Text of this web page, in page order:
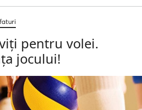
pentru volei.
jocului!